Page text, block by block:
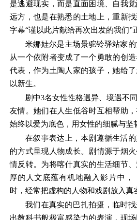
是逃避现实，而是直面困境、自我
远方，也是在熟悉的土地上，重新
字幕“谨以此片献给再次出发的我们”
米娜娃尔是主场景驼铃驿站家的
从一个依附者变成了一个勇敢的创
代表，作为土陶人家的孩子，她给
以新生。
剧中3名女性性格迥异、境遇不
友情。她们在人生低谷时互相帮助
始终以爱为底色，用女性的细腻与坚
在叙事表达上，本剧遵循生活
的方式呈现人物成长。剧情源于烟
情反转。为将喀什真实的生活细节
厚的人文底蕴有机地融入影片中，
时，经常把虚构的人物和戏剧放入真
我们在真实的巴扎拍摄，临时
出教科书般极富感染力的表演，现